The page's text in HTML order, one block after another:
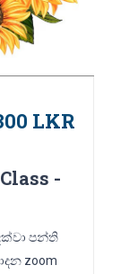
LKR
-
පන්ති
zoom